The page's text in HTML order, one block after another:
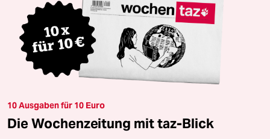
10 Ausgaben für 10 Euro
Die Wochenzeitung mit taz-Blick